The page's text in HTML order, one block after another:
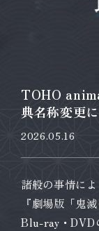
TOHO
典名称変更
2026.05.16
諸般の事情によ
『劇場版「鬼
Blu-ray・DVD